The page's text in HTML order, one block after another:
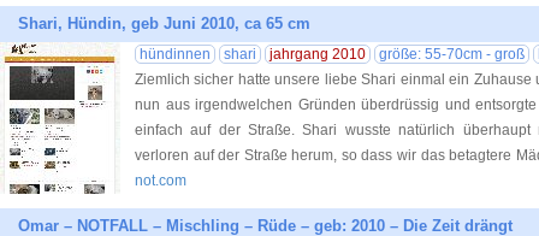
Shari, Hündin, geb Juni 2010, ca 65 cm
hündinnen shari jahrgang 2010 größe: 55-70cm - groß
Ziemlich sicher hatte unsere liebe Shari einmal ein
nun aus irgendwelchen Gründen überdrüssig und
einfach auf der Straße. Shari wusste natürlich
verloren auf der Straße herum, so dass wir das betagtere
not.com
Omar – NOTFALL – Mischling – Rüde – geb: 2010 – Die Zeit drängt